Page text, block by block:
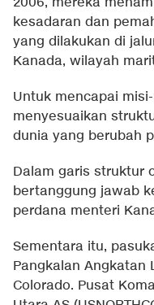
kesadaran dan
yang dilakukan di
Kanada, wilayah
Untuk mencapai
menyesuaikan
dunia yang berubah
Dalam garis struktur
bertanggung jawab
perdana menteri
Sementara itu,
Pangkalan Angkatan
Colorado. Pusat